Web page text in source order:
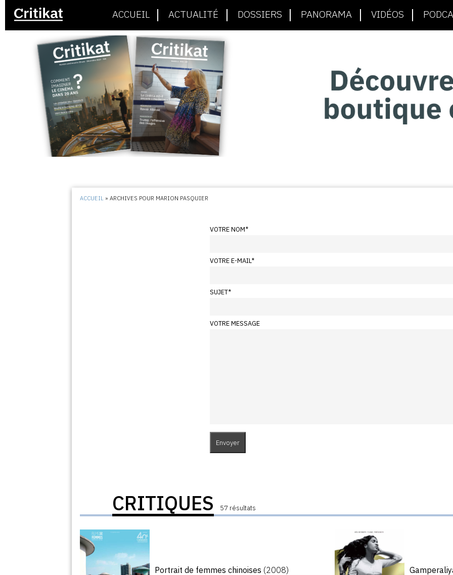
ACCUEIL ACTUALITÉ DOSSIERS PANORAMA VIDÉOS
ACCUEIL »ARCHIVES POUR MARION PASQUIER
VOTRE NOM*
VOTRE E-MAIL*
SUJET*
VOTRE MESSAGE
CRITIQUES 57 résultats
Portrait de femmes chinoises (2008)